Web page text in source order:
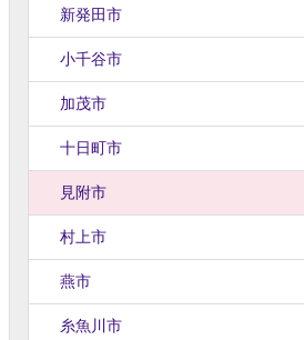
新発田市
小千谷市
加茂市
十日町市
見附市
村上市
燕市
糸魚川市